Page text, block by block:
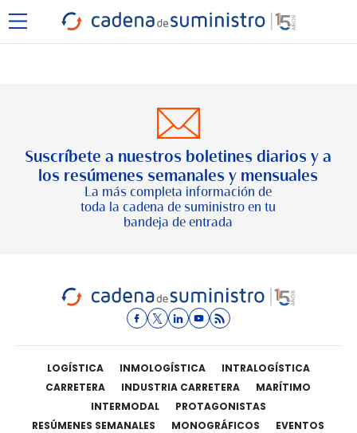
Suscríbete a nuestros boletines diarios y a
los resúmenes semanales y mensuales
La más completa información de
toda la cadena de suministro en tu
bandeja de entrada
LOGÍSTICA INMOLOGÍSTICA
INTRALOGÍSTICA
CARRETERA
INDUSTRIA CARRETERA
MARÍTIMO
INTERMODAL
PROTAGONISTAS
RESÚMENES SEMANALES
MONOGRÁFICOS EVENTOS